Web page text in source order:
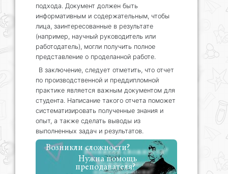
подхода. Документ должен быть
информативным и содержательным, чтобы
лица, заинтересованные в результате
(например, научный руководитель или
работодатель), могли получить полное
представление о проделанной работе.
В заключение, следует отметить, что отчет
по производственной и преддипломной
практике является важным документом для
студента. Написание такого отчета поможет
систематизировать полученные знания и
опыт, а также сделать выводы из
выполненных задач и результатов.
Возникли сложности?
Нужна помощь
преподавателя?